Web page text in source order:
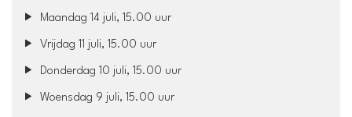
Maandag 14 juli, 15.00 uur
Vrijdag 11 juli, 15.00 uur
Donderdag 10 juli, 15.00 uur
Woensdag 9 juli, 15.00 uur